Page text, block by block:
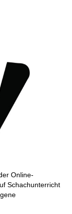
Online-
Schachunterricht